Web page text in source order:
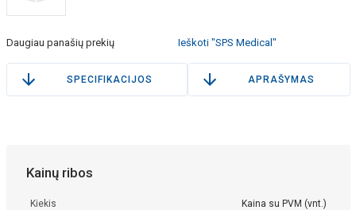
Daugiau panašių prekių Ieškoti "SPS Medical"
SPECIFIKACIJOS APRAŠYMAS
Kainų ribos
Kiekis Kaina su PVM (vnt.)